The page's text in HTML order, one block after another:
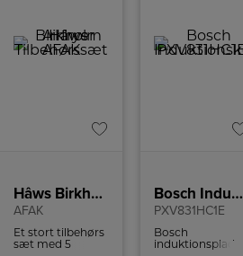
Hâws Birkholm Airfryer Tilbehørssæt
AFAK
Et stort tilbehørs
sæt med 5
Bosch Induktionskogeplade
PXV831HC1E
Bosch
induktionsplade